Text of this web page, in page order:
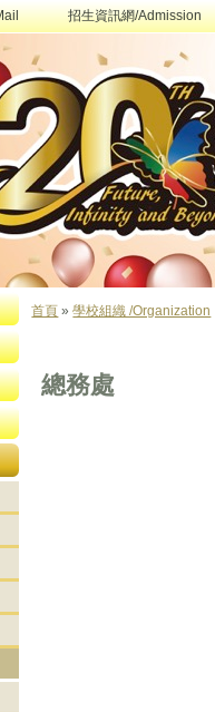
招生資訊網/Admission
首頁 »學校組織 /Organization
總務處